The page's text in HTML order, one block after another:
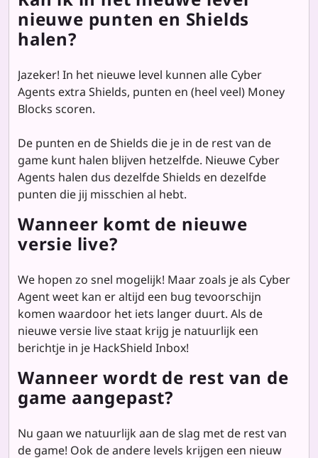
nieuwe punten en Shields
halen?
Jazeker! In het nieuwe level kunnen alle Cyber
Agents extra Shields, punten en (heel veel) Money
Blocks scoren.
De punten en de Shields die je in de rest van de
game kunt halen blijven hetzelfde. Nieuwe Cyber
Agents halen dus dezelfde Shields en dezelfde
punten die jij misschien al hebt.
Wanneer komt de nieuwe
versie live?
We hopen zo snel mogelijk! Maar zoals je als Cyber
Agent weet kan er altijd een bug tevoorschijn
komen waardoor het iets langer duurt. Als de
nieuwe versie live staat krijg je natuurlijk een
berichtje in je HackShield Inbox!
Wanneer wordt de rest van de
game aangepast?
Nu gaan we natuurlijk aan de slag met de rest van
de game! Ook de andere levels krijgen een nieuw